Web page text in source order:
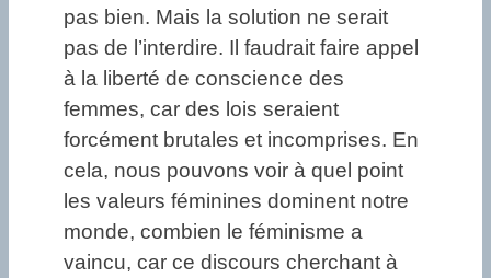
pas bien. Mais la solution ne serait
pas de l’interdire. Il faudrait faire appel
à la liberté de conscience des
femmes, car des lois seraient
forcément brutales et incomprises. En
cela, nous pouvons voir à quel point
les valeurs féminines dominent notre
monde, combien le féminisme a
vaincu, car ce discours cherchant à